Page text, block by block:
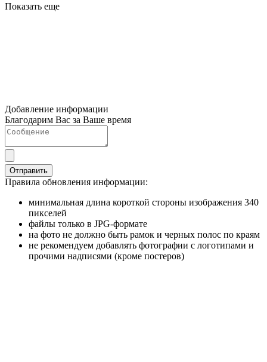
Показать еще
Добавление информации
Благодарим Вас за Ваше время
Отправить
Правила обновления информации:
минимальная длина короткой стороны изображения 340
пикселей
файлы только в JPG-формате
на фото не должно быть рамок и черных полос по краям
не рекомендуем добавлять фотографии с логотипами и
прочими надписями (кроме постеров)